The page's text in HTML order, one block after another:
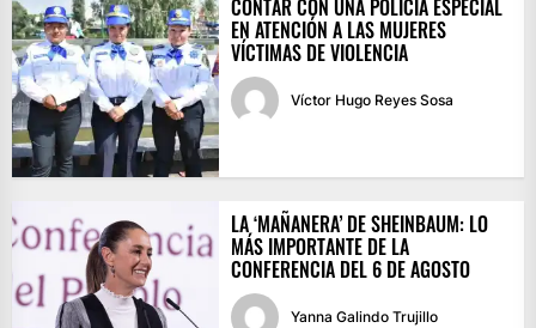
CONTAR CON UNA POLICÍA ESPECIAL
EN ATENCIÓN A LAS MUJERES
VÍCTIMAS DE VIOLENCIA
Víctor Hugo Reyes Sosa
LA ‘MAÑANERA’ DE SHEINBAUM: LO
MÁS IMPORTANTE DE LA
CONFERENCIA DEL 6 DE AGOSTO
Yanna Galindo Trujillo